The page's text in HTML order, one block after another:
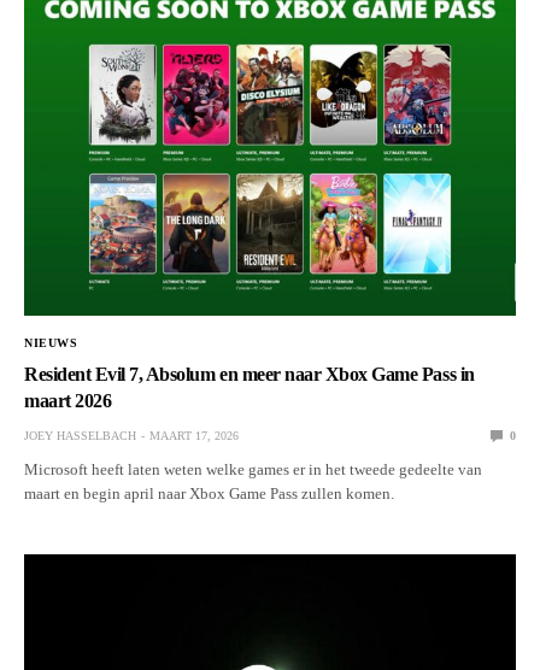
NIEUWS
Resident Evil 7, Absolum en meer naar Xbox Game Pass in
maart 2026
JOEY HASSELBACH MAART 17, 2026 0
Microsoft heeft laten weten welke games er in het tweede gedeelte van
maart en begin april naar Xbox Game Pass zullen komen.